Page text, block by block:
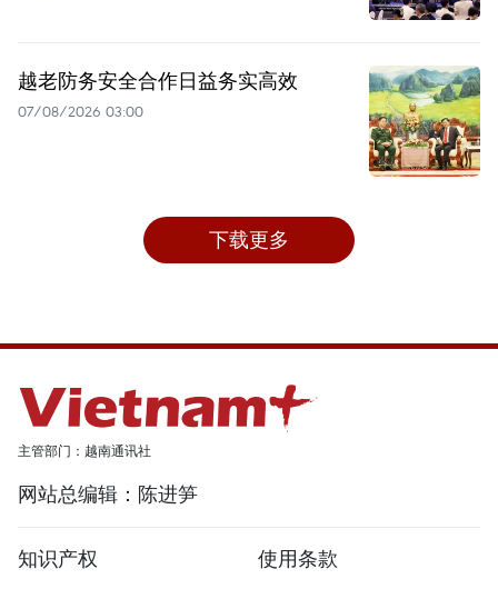
越老防务安全合作日益务实高效
07/08/2026 03:00
下载更多
主管部门：越南通讯社
网站总编辑：陈进笋
知识产权
使用条款